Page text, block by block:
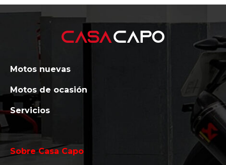
Motos nuevas
Motos de ocasión
Servicios
Sobre Casa Capo